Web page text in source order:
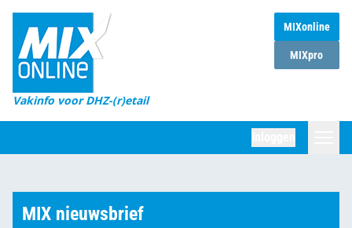
MIXonline
MIXpro
Vakinfo voor DHZ-(r)etail
Home
Magazines
DHZ Sessie
Marktcijfers
MIX nieuwsbrief